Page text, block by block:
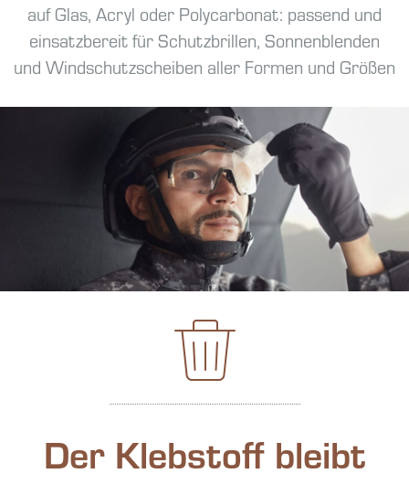
auf Glas, Acryl oder Polycarbonat: passend und
einsatzbereit für Schutzbrillen, Sonnenblenden
und Windschutzscheiben aller Formen und Größen
Der Klebstoff bleibt